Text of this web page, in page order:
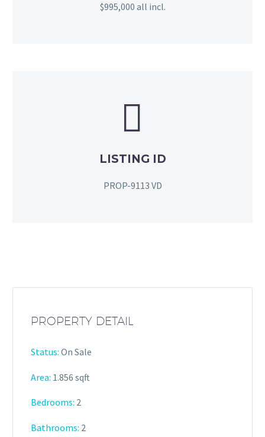
$995,000 all incl.


LISTING ID
PROP-9113 VD
PROPERTY DETAIL
Status: On Sale
Area: 1.856 sqft
Bedrooms: 2
Bathrooms: 2